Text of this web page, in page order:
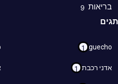
9
1 seo לאתרי וויקס
רכבת 1